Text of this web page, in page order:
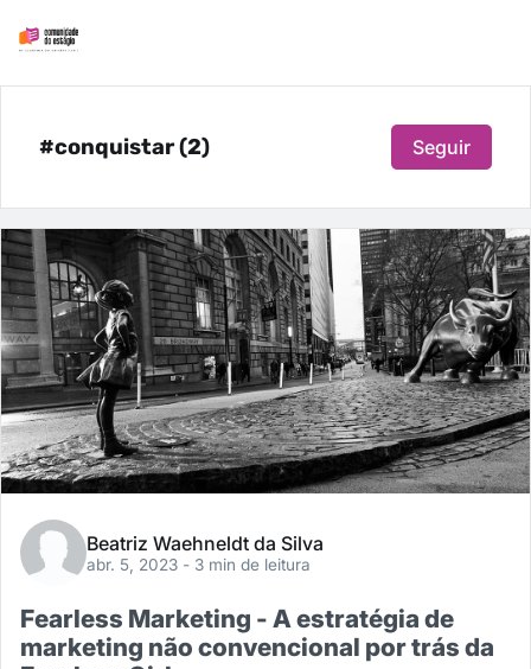
#conquistar (2) Seguir
Beatriz Waehneldt da Silva
abr. 5, 2023 - 3 min de leitura
Fearless Marketing - A estratégia de
marketing não convencional por trás da